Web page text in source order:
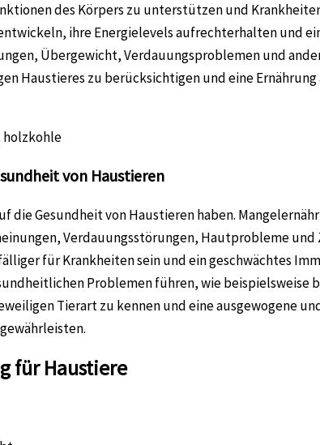
des Körpers zu unterstützen und
ihre Energielevels aufrechterhalten und
Übergewicht, Verdauungsproblemen und
Haustieres zu berücksichtigen und eine
von Haustieren
die Gesundheit von Haustieren haben.
Verdauungsstörungen, Hautprobleme
für Krankheiten sein und ein geschwächtes
Problemen führen, wie beispielsweise
Tierart zu kennen und eine ausgewogene
für Haustiere